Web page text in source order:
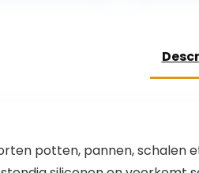
potten, pannen, schalen